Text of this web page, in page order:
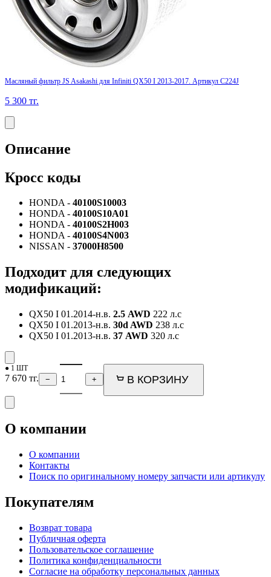
Масляный фильтр JS Asakashi для Infiniti QX50 I 2013-2017. Артикул C224J
5 300 тг.
Описание
Кросс коды
HONDA - 40100S10003
HONDA - 40100S10A01
HONDA - 40100S2H003
HONDA - 40100S4N003
NISSAN - 37000H8500
Подходит для следующих
модификаций:
QX50 I 01.2014-н.в. 2.5 AWD 222 л.с
QX50 I 01.2013-н.в. 30d AWD 238 л.с
QX50 I 01.2013-н.в. 37 AWD 320 л.с
● 1 ШТ
7 670 тг. − + В КОРЗИНУ
О компании
О компании
Контакты
Поиск по оригинальному номеру запчасти или артикулу
Покупателям
Возврат товара
Публичная оферта
Пользовательское соглашение
Политика конфиденциальности
Согласие на обработку персональных данных